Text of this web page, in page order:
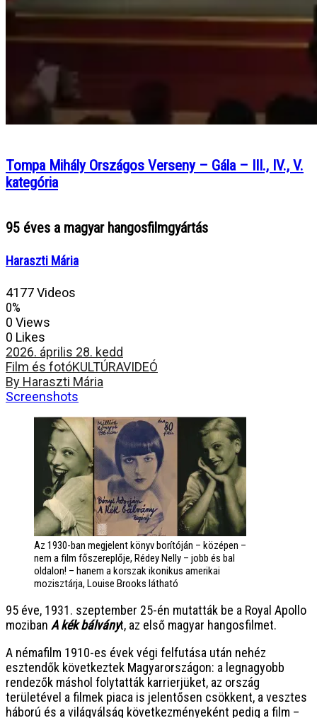
Tompa Mihály Országos Verseny – Gála – III., IV., V.
kategória
95 éves a magyar hangosfilmgyártás
Haraszti Mária
4177 Videos
0%
0 Views
0 Likes
2026. április 28. kedd
Film és fotóKULTÚRAVIDEÓ
By Haraszti Mária
Screenshots
Az 1930-ban megjelent könyv borítóján – középen –
nem a film főszereplője, Rédey Nelly – jobb és bal
oldalon! – hanem a korszak ikonikus amerikai
mozisztárja, Louise Brooks látható
95 éve, 1931. szeptember 25-én mutatták be a Royal Apollo
moziban A kék bálványt, az első magyar hangosfilmet.
A némafilm 1910-es évek végi felfutása után nehéz
esztendők következtek Magyarországon: a legnagyobb
rendezők máshol folytatták karrierjüket, az ország
területével a filmek piaca is jelentősen csökkent, a vesztes
háború és a világválság következményeként pedig a film –